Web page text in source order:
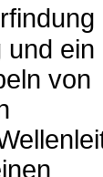
und ein
von